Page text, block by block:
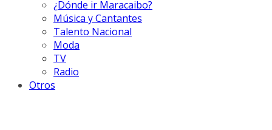
¿Dónde ir Maracaibo?
Música y Cantantes
Talento Nacional
Moda
TV
Radio
Otros